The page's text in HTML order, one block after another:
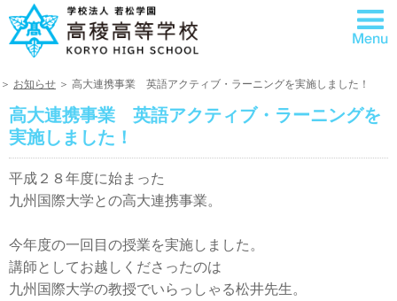
＞ お知らせ ＞ 高大連携事業 英語アクティブ・ラーニングを実施しました！
高大連携事業 英語アクティブ・ラーニングを
実施しました！
平成２８年度に始まった
九州国際大学との高大連携事業。
今年度の一回目の授業を実施しました。
講師としてお越しくださったのは
九州国際大学の教授でいらっしゃる松井先生。